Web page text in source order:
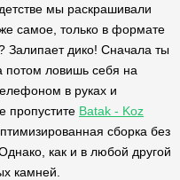
мы раскрашивали
же самое, только в формате
Залипает дико! Сначала ты
потом ловишь себя на
в руках и
пропустите Batak - Koz
сборка без
как и в любой другой
камней.